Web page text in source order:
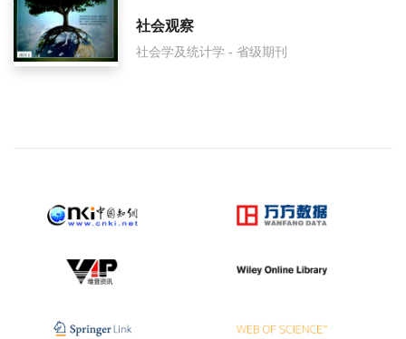
社会观察
社会学及统计学 - 省级期刊